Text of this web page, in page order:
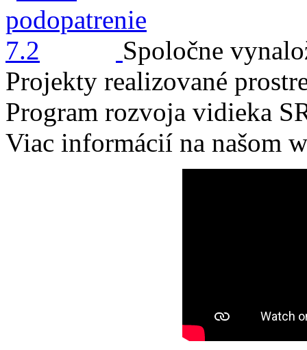
Spoločne
Projekty realizované
Program rozvoja vidieka
Viac informácií na našom